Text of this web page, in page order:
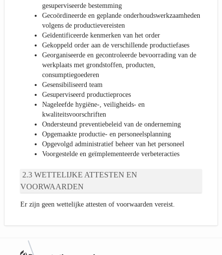
gesuperviseerde bestemming
Gecoördineerde en geplande onderhoudswerkzaamheden
volgens de productievereisten
Geïdentificeerde kenmerken van het order
Gekoppeld order aan de verschillende productiefases
Georganiseerde en gecontroleerde bevoorrading van de
werkplaats met grondstoffen, producten,
consumptiegoederen
Gesensibiliseerd team
Gesuperviseerd productieproces
Nageleefde hygiëne-, veiligheids- en
kwaliteitsvoorschriften
Ondersteund preventiebeleid van de onderneming
Opgemaakte productie- en personeelsplanning
Opgevolgd administratief beheer van het personeel
Voorgestelde en geïmplementeerde verbeteracties
WETTELIJKE ATTESTEN EN
VOORWAARDEN
Er zijn geen wettelijke attesten of voorwaarden vereist.